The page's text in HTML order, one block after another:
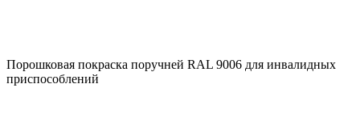
Порошковая покраска поручней RAL 9006 для инвалидных
приспособлений